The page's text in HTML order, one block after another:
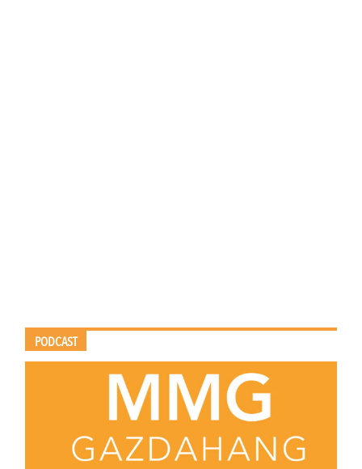
PODCAST